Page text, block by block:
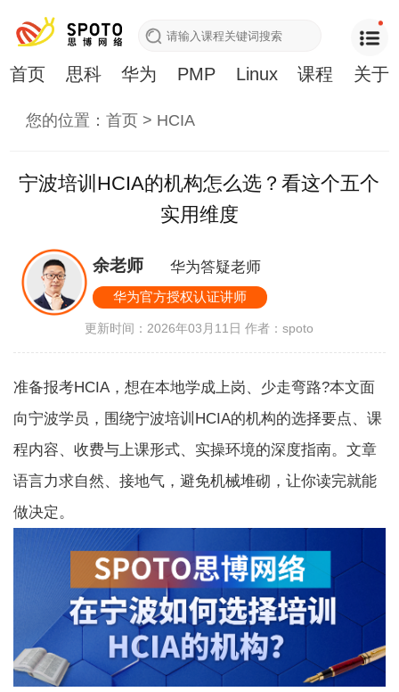
首页 思科 华为 PMP Linux 课程 关于
您的位置：首页 > HCIA
宁波培训HCIA的机构怎么选？看这个五个
实用维度
余老师 华为答疑老师
华为官方授权认证讲师
更新时间：2026年03月11日作者：spoto
准备报考HCIA，想在本地学成上岗、少走弯路?本文面
向宁波学员，围绕宁波培训HCIA的机构的选择要点、课
程内容、收费与上课形式、实操环境的深度指南。文章
语言力求自然、接地气，避免机械堆砌，让你读完就能
做决定。